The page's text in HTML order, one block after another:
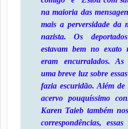
na maioria das
mais a perversidade da
nazista. Os
estavam bem no exato
eram encurralados. As
uma breve luz sobre
fazia escuridão. Além de
acervo pouquíssimo
Karen Taieb também
correspondências,